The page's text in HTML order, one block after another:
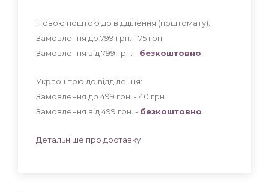
Новою поштою до відділення (поштомату):
Замовлення до 799 грн. - 75 грн
Замовлення від 799 грн. - безкоштовно
Укрпоштою до відділення:
Замовлення до 499 грн. - 40 грн
Замовлення від 499 грн. - безкоштовно
Детальніше про доставку